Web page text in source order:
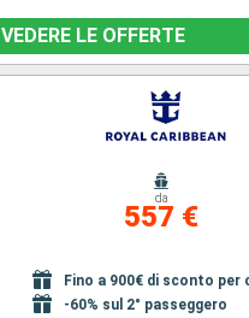
VEDERE LE OFFERTE
da
557 €
Fino a 900€ di sconto per
-60% sul 2° passeggero